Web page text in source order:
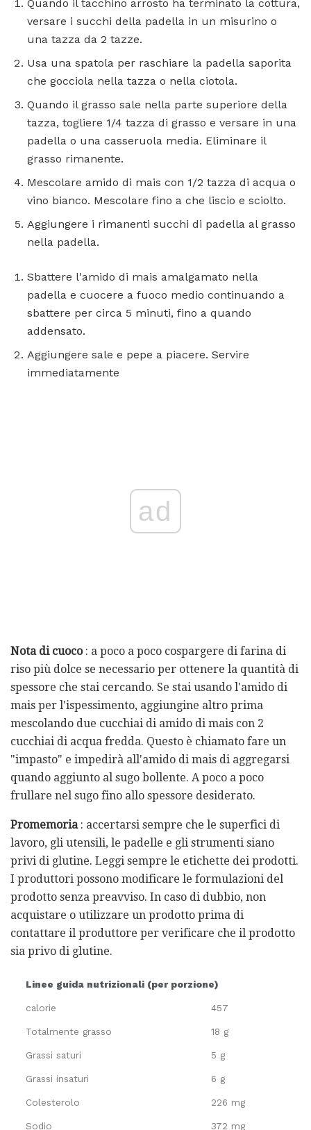
Quando il tacchino arrosto ha terminato la cottura,
versare i succhi della padella in un misurino o
una tazza da 2 tazze.
Usa una spatola per raschiare la padella saporita
che gocciola nella tazza o nella ciotola.
Quando il grasso sale nella parte superiore della
tazza, togliere 1/4 tazza di grasso e versare in una
padella o una casseruola media. Eliminare il
grasso rimanente.
Mescolare amido di mais con 1/2 tazza di acqua o
vino bianco. Mescolare fino a che liscio e sciolto.
Aggiungere i rimanenti succhi di padella al grasso
nella padella.
Sbattere l'amido di mais amalgamato nella
padella e cuocere a fuoco medio continuando a
sbattere per circa 5 minuti, fino a quando
addensato.
Aggiungere sale e pepe a piacere. Servire
immediatamente
ad
Nota di cuoco: a poco a poco cospargere di farina di
riso più dolce se necessario per ottenere la quantità di
spessore che stai cercando. Se stai usando l'amido di
mais per l'ispessimento, aggiungine altro prima
mescolando due cucchiai di amido di mais con 2
cucchiai di acqua fredda. Questo è chiamato fare un
"impasto" e impedirà all'amido di mais di aggregarsi
quando aggiunto al sugo bollente. A poco a poco
frullare nel sugo fino allo spessore desiderato.
Promemoria: accertarsi sempre che le superfici di
lavoro, gli utensili, le padelle e gli strumenti siano
privi di glutine. Leggi sempre le etichette dei prodotti.
I produttori possono modificare le formulazioni del
prodotto senza preavviso. In caso di dubbio, non
acquistare o utilizzare un prodotto prima di
contattare il produttore per verificare che il prodotto
sia privo di glutine.
Linee guida nutrizionali (per porzione)
calorie 457
Totalmente grasso 18 g
Grassi saturi 5 g
Grassi insaturi 6 g
Colesterolo 226 mg
Sodio 372 mg